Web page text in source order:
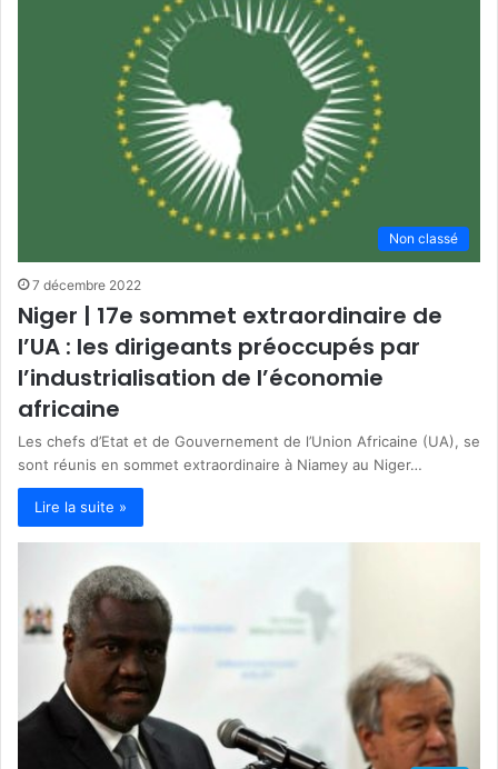
Non classé
7 décembre 2022
Niger | 17e sommet extraordinaire de
l’UA : les dirigeants préoccupés par
l’industrialisation de l’économie
africaine
Les chefs d’Etat et de Gouvernement de l’Union Africaine (UA), se
sont réunis en sommet extraordinaire à Niamey au Niger…
Lire la suite »